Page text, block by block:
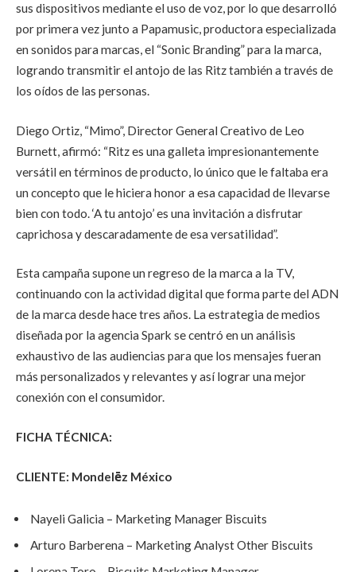
sus dispositivos mediante el uso de voz, por lo que desarrolló
por primera vez junto a Papamusic, productora especializada
en sonidos para marcas, el “Sonic Branding” para la marca,
logrando transmitir el antojo de las Ritz también a través de
los oídos de las personas.
Diego Ortiz, “Mimo”, Director General Creativo de Leo
Burnett, afirmó: “Ritz es una galleta impresionantemente
versátil en términos de producto, lo único que le faltaba era
un concepto que le hiciera honor a esa capacidad de llevarse
bien con todo. ‘A tu antojo’ es una invitación a disfrutar
caprichosa y descaradamente de esa versatilidad”.
Esta campaña supone un regreso de la marca a la TV,
continuando con la actividad digital que forma parte del ADN
de la marca desde hace tres años. La estrategia de medios
diseñada por la agencia Spark se centró en un análisis
exhaustivo de las audiencias para que los mensajes fueran
más personalizados y relevantes y así lograr una mejor
conexión con el consumidor.
FICHA TÉCNICA:
CLIENTE: Mondelēz México
Nayeli Galicia – Marketing Manager Biscuits
Arturo Barberena – Marketing Analyst Other Biscuits